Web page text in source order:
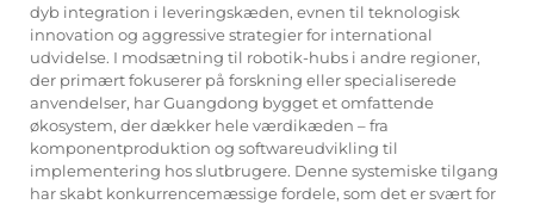
dyb integration i leveringskæden, evnen til teknologisk
innovation og aggressive strategier for international
udvidelse. I modsætning til robotik-hubs i andre regioner,
der primært fokuserer på forskning eller specialiserede
anvendelser, har Guangdong bygget et omfattende
økosystem, der dækker hele værdikæden – fra
komponentproduktion og softwareudvikling til
implementering hos slutbrugere. Denne systemiske tilgang
har skabt konkurrencemæssige fordele, som det er svært for